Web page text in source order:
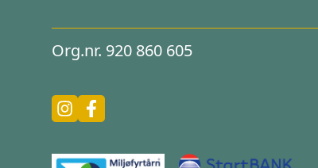
Org.nr. 920 860 605